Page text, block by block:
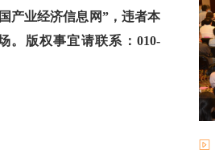
产业经济信息网”，违者本
。版权事宜请联系：010-